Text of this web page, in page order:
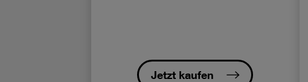
Jetzt kaufen